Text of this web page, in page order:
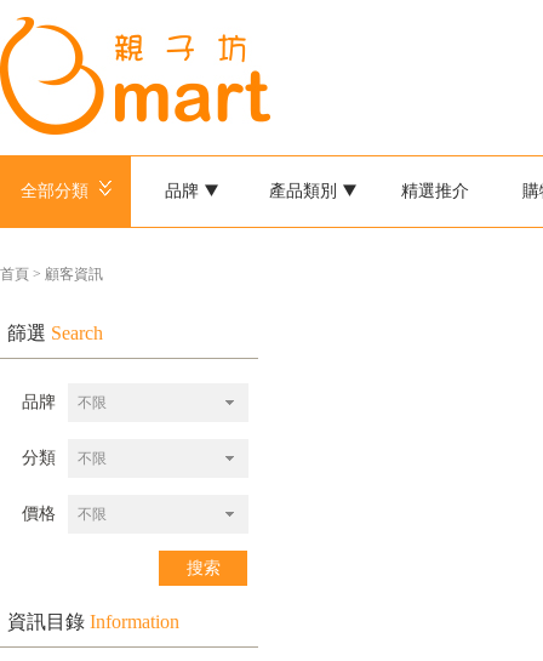
全部分類 品牌 產品類別 精選推介 購
首頁 > 顧客資訊
篩選 Search
品牌 不限
分類 不限
價格 不限
資訊目錄 Information